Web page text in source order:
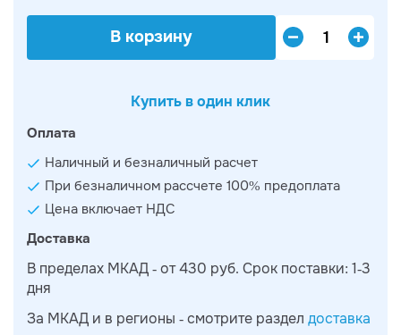
В корзину
Купить в один клик
Оплата
Наличный и безналичный расчет
При безналичном рассчете 100% предоплата
Цена включает НДС
Доставка
В пределах МКАД - от 430 руб. Срок поставки: 1-3
дня
За МКАД и в регионы - смотрите раздел доставка